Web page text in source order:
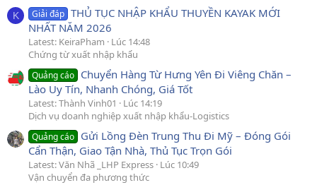
K Giải đáp THỦ TỤC NHẬP KHẨU THUYỀN KAYAK MỚI
NHẤT NĂM 2026
Latest: KeiraPham
Lúc 14:48
Chứng từ xuất nhập khẩu
Quảng cáo Chuyển Hàng Từ Hưng Yên Đi Viêng Chăn –
Lào Uy Tín, Nhanh Chóng, Giá Tốt
Latest: Thành Vinh01
Lúc 14:19
Dịch vụ doanh nghiệp xuất nhập khẩu-Logistics
Quảng cáo Gửi Lồng Đèn Trung Thu Đi Mỹ – Đóng Gói
Cẩn Thận, Giao Tận Nhà, Thủ Tục Trọn Gói
Latest: Văn Nhã _LHP Express Lúc 10:49
Vận chuyển đa phương thức